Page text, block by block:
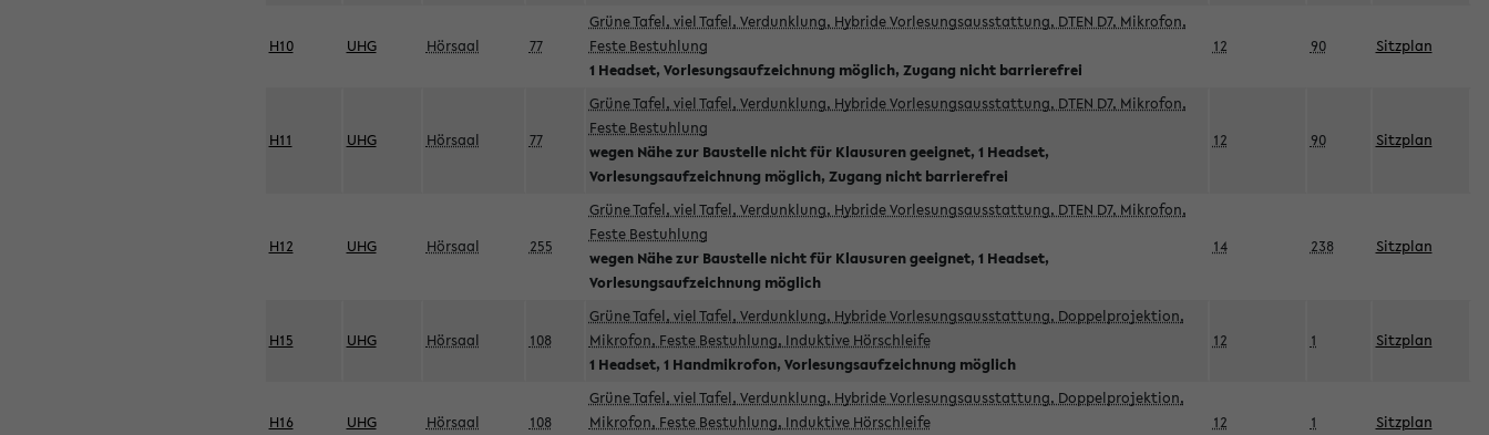
H10 UHG Hörsaal 77
Grüne Tafel, viel Tafel, Verdunklung, Hybride Vorlesungsausstattung, DTEN D7, Mikrofon,
Feste Bestuhlung
1 Headset, Vorlesungsaufzeichnung möglich, Zugang nicht barrierefrei
12 90 Sitzplan
H11 UHG Hörsaal 77
Grüne Tafel, viel Tafel, Verdunklung, Hybride Vorlesungsausstattung, DTEN D7, Mikrofon,
Feste Bestuhlung
wegen Nähe zur Baustelle nicht für Klausuren geeignet, 1 Headset,
Vorlesungsaufzeichnung möglich, Zugang nicht barrierefrei
12 90 Sitzplan
H12 UHG Hörsaal 255
Grüne Tafel, viel Tafel, Verdunklung, Hybride Vorlesungsausstattung, DTEN D7, Mikrofon,
Feste Bestuhlung
wegen Nähe zur Baustelle nicht für Klausuren geeignet, 1 Headset,
Vorlesungsaufzeichnung möglich
14 238 Sitzplan
H15 UHG Hörsaal 108
Grüne Tafel, viel Tafel, Verdunklung, Hybride Vorlesungsausstattung, Doppelprojektion,
Mikrofon, Feste Bestuhlung, Induktive Hörschleife
1 Headset, 1 Handmikrofon, Vorlesungsaufzeichnung möglich
12 1 Sitzplan
H16 UHG Hörsaal 108
Grüne Tafel, viel Tafel, Verdunklung, Hybride Vorlesungsausstattung, Doppelprojektion,
Mikrofon, Feste Bestuhlung, Induktive Hörschleife
12 1 Sitzplan